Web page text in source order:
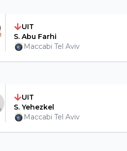
UIT
S. Yehezkel
Maccabi Tel Aviv
UIT
S. Abu Farhi
Maccabi Tel Aviv